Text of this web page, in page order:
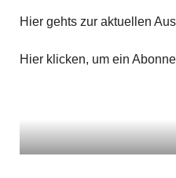
Hier gehts zur aktuellen
Hier klicken, um ein